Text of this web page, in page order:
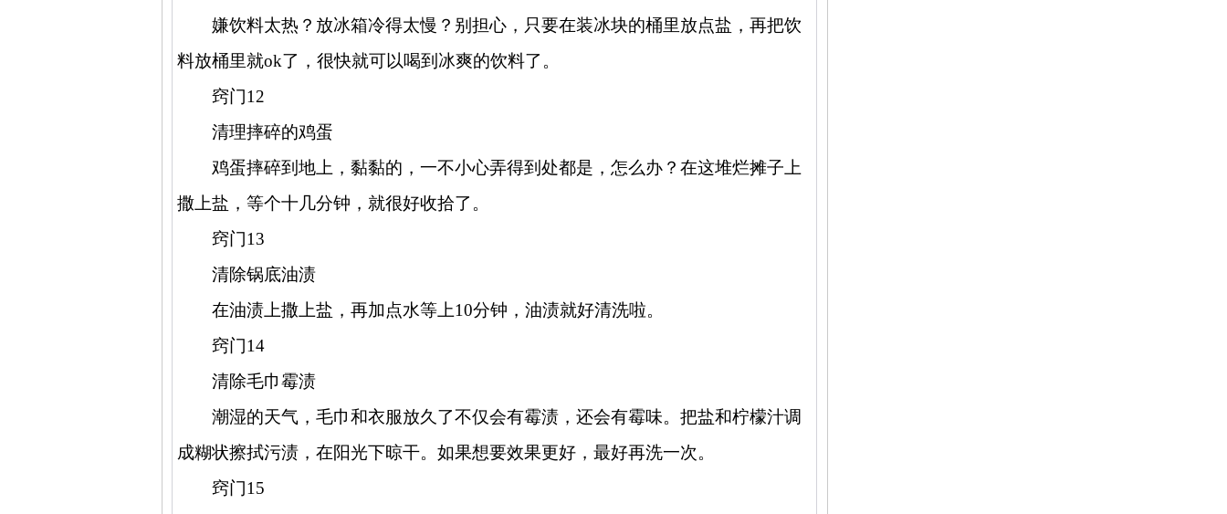
嫌饮料太热？放冰箱冷得太慢？别担心，只要在装冰块的桶里放点盐，再把饮
料放桶里就ok了，很快就可以喝到冰爽的饮料了。
窍门12
清理摔碎的鸡蛋
鸡蛋摔碎到地上，黏黏的，一不小心弄得到处都是，怎么办？在这堆烂摊子上
撒上盐，等个十几分钟，就很好收拾了。
窍门13
清除锅底油渍
在油渍上撒上盐，再加点水等上10分钟，油渍就好清洗啦。
窍门14
清除毛巾霉渍
潮湿的天气，毛巾和衣服放久了不仅会有霉渍，还会有霉味。把盐和柠檬汁调
成糊状擦拭污渍，在阳光下晾干。如果想要效果更好，最好再洗一次。
窍门15